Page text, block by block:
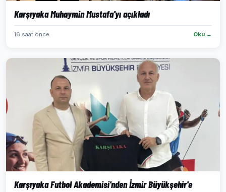
Karşıyaka Muhaymin Mustafa'yı açıkladı
16 saat önce Oku →
Karşıyaka Futbol Akademisi'nden İzmir Büyükşehir'e